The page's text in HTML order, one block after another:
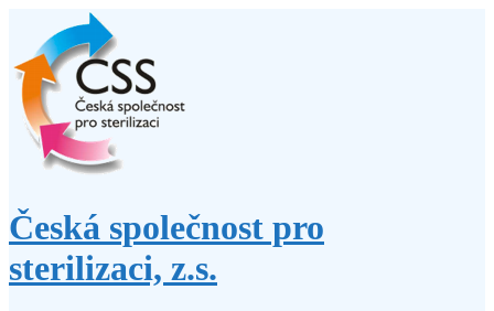
obsahu
webu
Česká společnost pro
sterilizaci, z.s.